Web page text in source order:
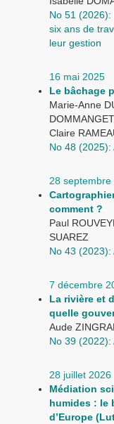
No 51 (2026):
six ans de
leur gestion
16 mai 2025
Le bâchage
Marie-Anne
Claire
No 48
28 septembre
comment ?
Paul
SUAREZ
No 43 (2023):
7 décembre
La rivière et
quelle
Aude
No 39 (2022):
28 juillet 2026
Médiation
humides : le
d’Europe